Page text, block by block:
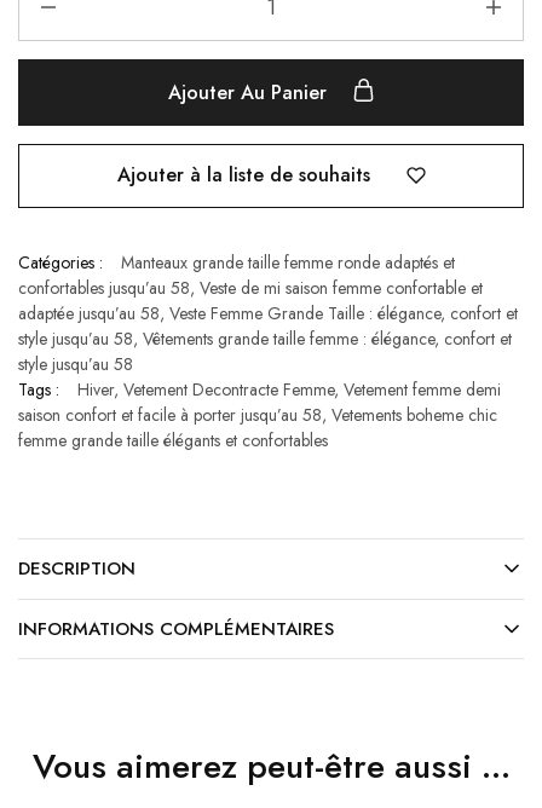
Ajouter Au Panier
Ajouter à la liste de souhaits
Catégories :
Manteaux grande taille femme ronde adaptés et
confortables jusqu’au 58, Veste de mi saison femme confortable et
adaptée jusqu’au 58, Veste Femme Grande Taille : élégance, confort et
style jusqu’au 58, Vêtements grande taille femme : élégance, confort et
style jusqu’au 58
Tags :
Hiver, Vetement Decontracte Femme, Vetement femme demi
saison confort et facile à porter jusqu’au 58, Vetements boheme chic
femme grande taille élégants et confortables
DESCRIPTION
INFORMATIONS COMPLÉMENTAIRES
Vous aimerez peut-être aussi …